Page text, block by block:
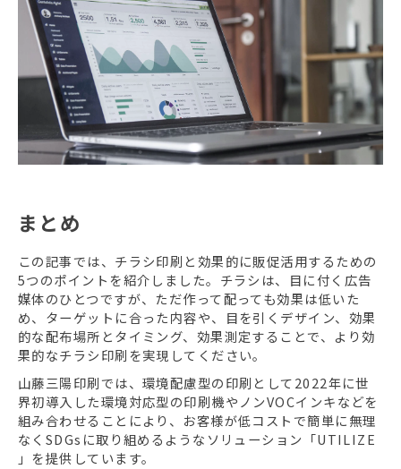
まとめ
この記事では、チラシ印刷と効果的に販促活用するための
5つのポイントを紹介しました。チラシは、目に付く広告
媒体のひとつですが、ただ作って配っても効果は低いた
め、ターゲットに合った内容や、目を引くデザイン、効果
的な配布場所とタイミング、効果測定することで、より効
果的なチラシ印刷を実現してください。
山藤三陽印刷では、環境配慮型の印刷として2022年に世
界初導入した環境対応型の印刷機やノンVOCインキなどを
組み合わせることにより、お客様が低コストで簡単に無理
なくSDGsに取り組めるようなソリューション「UTILIZE
」を提供しています。